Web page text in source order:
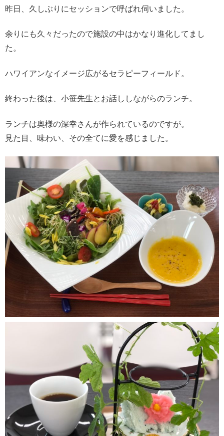
昨日、久しぶりにセッションで呼ばれ伺いました。
余りにも久々だったので施設の中はかなり進化してまし
た。
ハワイアンなイメージ広がるセラピーフィールド。
終わった後は、小笹先生とお話ししながらのランチ。
ランチは奥様の深幸さんが作られているのですが。
見た目、味わい、その全てに愛を感じました。